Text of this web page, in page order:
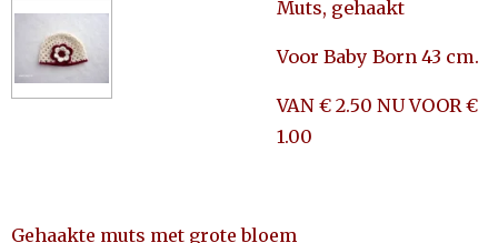
Muts, gehaakt
Voor Baby Born 43 cm.
VAN € 2.50 NU VOOR €
1.00
Gehaakte muts met grote bloem